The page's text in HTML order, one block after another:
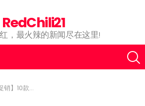
RedChili21
，最火辣的新闻尽在这里!
高颜值气炸锅！最低只需RM129.99！